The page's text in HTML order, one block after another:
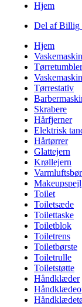
Hjem
Del af Billig
Hjem
Tørretumbler
Tørrestativ
Skrabere
Hårfjerner
Elektrisk
Hårtørrer
Glattejern
Krøllejern
Makeupspejl
Toilet
Toiletsæde
Toilettaske
Toiletblok
Toiletrens
Toiletbørste
Toiletrulle
Toiletstøtte
Håndklæder